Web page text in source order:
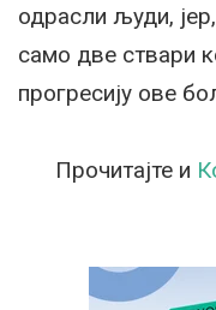
одрасли људи,
само две ствари
прогресију ове
Прочитајте и